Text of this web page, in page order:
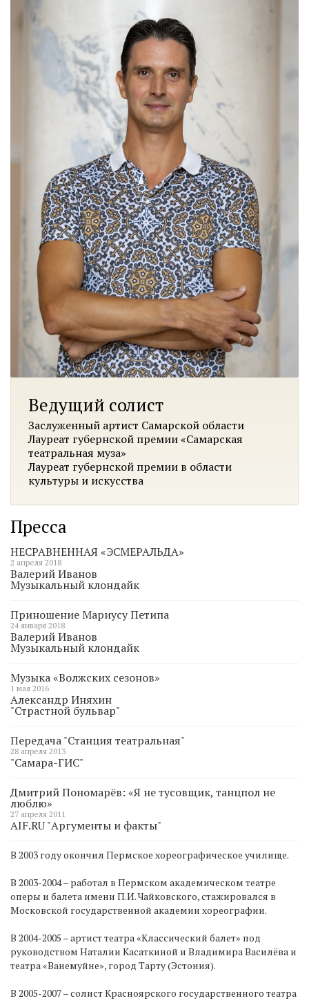
Ведущий солист
Заслуженный артист Самарской области
Лауреат губернской премии «Самарская
театральная муза»
Лауреат губернской премии в области
культуры и искусства
Пресса
НЕСРАВНЕННАЯ «ЭСМЕРАЛЬДА»
2 апреля 2018
Валерий Иванов
Музыкальный клондайк
Приношение Мариусу Петипа
24 января 2018
Валерий Иванов
Музыкальный клондайк
Музыка «Волжских сезонов»
1 мая 2016
Александр Иняхин
"Страстной бульвар"
Передача "Станция театральная"
28 апреля 2013
"Самара-ГИС"
Дмитрий Пономарёв: «Я не тусовщик, танцпол не
люблю»
27 апреля 2011
AIF.RU "Аргументы и факты"
В 2003 году окончил Пермское хореографическое училище.
В 2003-2004 – работал в Пермском академическом театре
оперы и балета имени П.И. Чайковского, стажировался в
Московской государственной академии хореографии.
В 2004-2005 – артист театра «Классический балет» под
руководством Наталии Касаткиной и Владимира Василёва и
театра «Ванемуйне», город Тарту (Эстония).
В 2005-2007 – солист Красноярского государственного театра